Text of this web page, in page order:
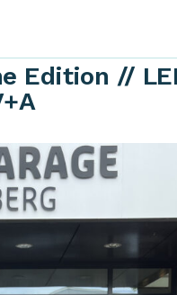
Edition //